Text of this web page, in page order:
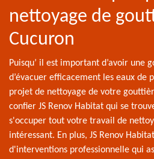
nettoyage de
Cucuron
Puisqu’ il est important d’avoir une
d’évacuer efficacement les eaux de
projet de nettoyage de votre
confier JS Renov Habitat qui se
s'occuper tout votre travail de
intéressant. En plus, JS Renov
d'interventions professionnelle qui